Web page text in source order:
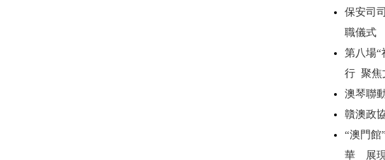
保安司
職儀式
第八場“
行 聚焦
澳琴聯
贛澳政
“澳門館
華 展